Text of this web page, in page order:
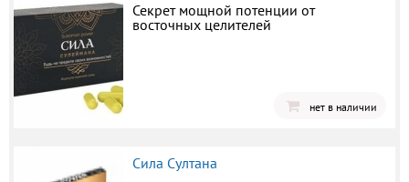
Секрет мощной потенции от
восточных целителей
нет в наличии
Сила Султана